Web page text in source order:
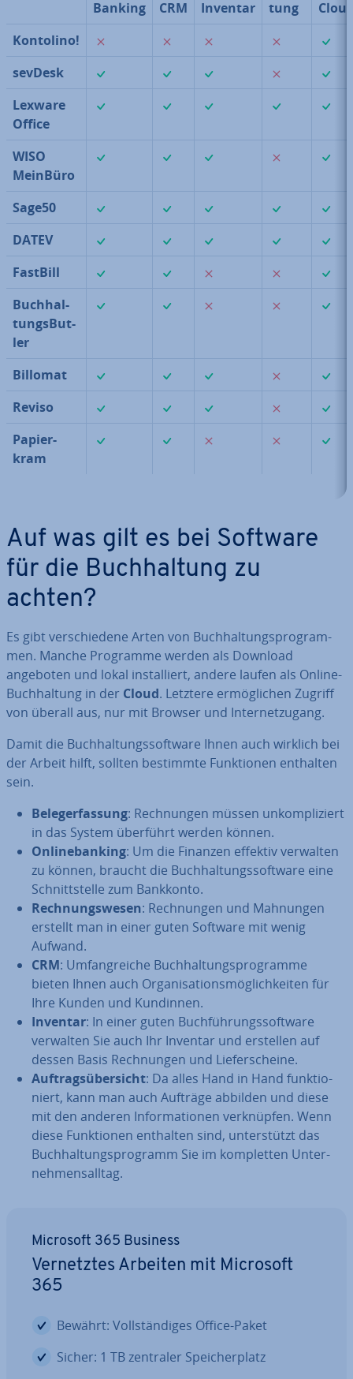
Banking
CRM Inventar
tung
Kontolino!
sevDesk
Lexware
Office
WISO
MeinBüro
Sage50
DATEV
FastBill
Buch­hal­
tungs­But­
ler
Billomat
Reviso
Pa­pier­
kram
Auf was gilt es bei Software
für die Buch­hal­tung zu
achten?
Es gibt ver­schie­de­ne Arten von Buch­hal­tungs­pro­gram­
men. Manche Programme werden als Download
angeboten und lokal in­stal­liert, andere laufen als Online-
Buch­hal­tung in der Cloud. Letztere er­mög­li­chen Zugriff
von überall aus, nur mit Browser und In­ter­net­zu­gang.
Damit die Buch­hal­tungs­soft­ware Ihnen auch wirklich bei
der Arbeit hilft, sollten bestimmte Funk­tio­nen enthalten
sein.
Be­leg­erfas­sung: Rech­nun­gen müssen un­kom­pli­ziert
in das System überführt werden können.
On­line­ban­king: Um die Finanzen effektiv verwalten
zu können, braucht die Buch­hal­tungs­soft­ware eine
Schnitt­stel­le zum Bankkonto.
Rech­nungs­we­sen: Rech­nun­gen und Mahnungen
erstellt man in einer guten Software mit wenig
Aufwand.
CRM: Um­fang­rei­che Buch­hal­tungs­pro­gram­me
bieten Ihnen auch Or­ga­ni­sa­ti­ons­mög­lich­kei­ten für
Ihre Kunden und Kundinnen.
Inventar: In einer guten Buch­füh­rungs­soft­ware
verwalten Sie auch Ihr Inventar und erstellen auf
dessen Basis Rech­nun­gen und Lie­fer­schei­ne.
Auf­trags­über­sicht: Da alles Hand in Hand funk­tio­
niert, kann man auch Aufträge abbilden und diese
mit den anderen In­for­ma­tio­nen ver­knüp­fen. Wenn
diese Funk­tio­nen enthalten sind, un­ter­stützt das
Buch­hal­tungs­pro­gramm Sie im kom­plet­ten Un­ter­
neh­mens­all­tag.
Microsoft 365 Business
Ver­netz­tes Arbeiten mit Microsoft
365
Bewährt: Voll­stän­di­ges Office-Paket
Sicher: 1 TB zentraler Spei­cher­platz